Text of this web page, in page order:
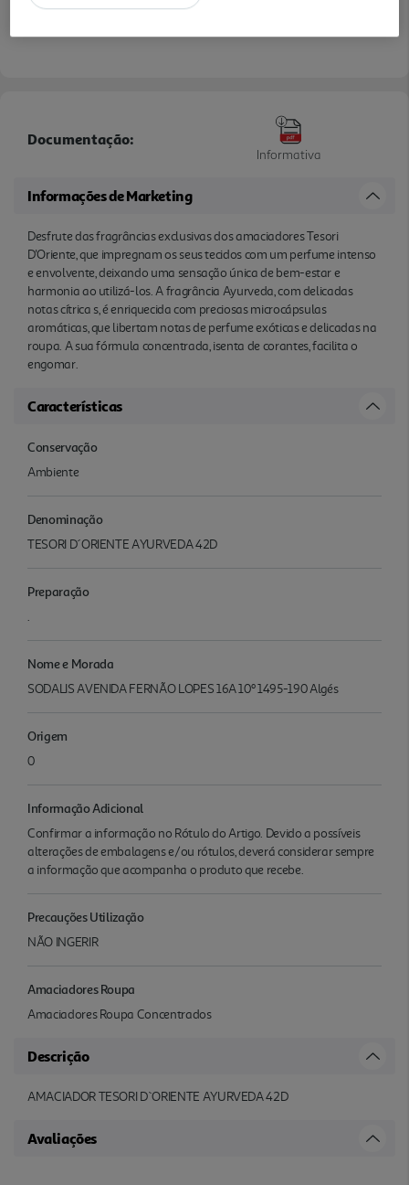
Documentação:
Informativa
Informações de Marketing
Desfrute das fragrâncias exclusivas dos amaciadores Tesori
D'Oriente, que impregnam os seus tecidos com um perfume intenso
e envolvente, deixando uma sensação única de bem-estar e
harmonia ao utilizá-los. A fragrância Ayurveda, com delicadas
notas cítrica s, é enriquecida com preciosas microcápsulas
aromáticas, que libertam notas de perfume exóticas e delicadas na
roupa. A sua fórmula concentrada, isenta de corantes, facilita o
engomar.
Características
Conservação
Ambiente
Denominação
TESORI D´ORIENTE AYURVEDA 42D
Preparação
.
Nome e Morada
SODALIS AVENIDA FERNÃO LOPES 16A 10º 1495-190 Algés
Origem
0
Informação Adicional
Confirmar a informação no Rótulo do Artigo. Devido a possíveis
alterações de embalagens e/ou rótulos, deverá considerar sempre
a informação que acompanha o produto que recebe.
Precauções Utilização
NÃO INGERIR
Amaciadores Roupa
Amaciadores Roupa Concentrados
Descrição
AMACIADOR TESORI D`ORIENTE AYURVEDA 42D
Avaliações